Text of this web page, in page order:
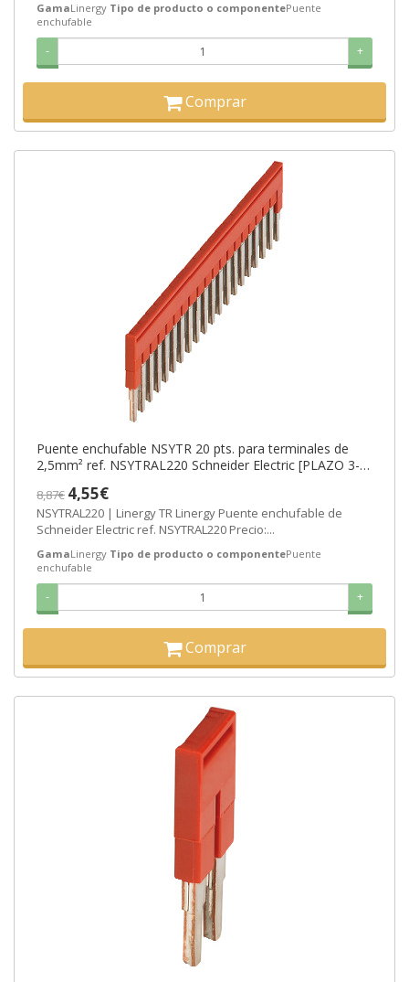
GamaLinergy Tipo de producto o componentePuente
enchufable
- +
Comprar
Puente enchufable NSYTR 20 pts. para terminales de
2,5mm² ref. NSYTRAL220 Schneider Electric [PLAZO 3-6
8,87€ 4,55€
NSYTRAL220 | Linergy TR Linergy Puente enchufable de
Schneider Electric ref. NSYTRAL220 Precio:...
GamaLinergy Tipo de producto o componentePuente
enchufable
- +
Comprar